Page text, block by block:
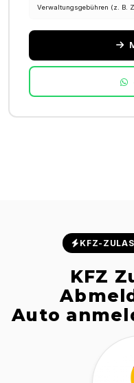
Verwaltungsgebühren (z. B.
KFZ-
KFZ
Auto